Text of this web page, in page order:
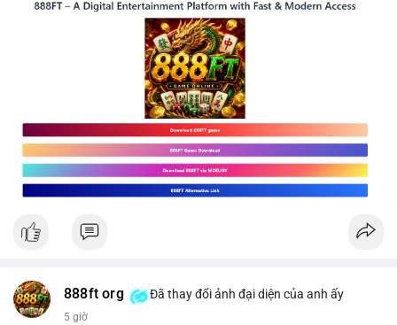
888ft org Đã thay đổi ảnh đại diện của anh ấy
5 giờ